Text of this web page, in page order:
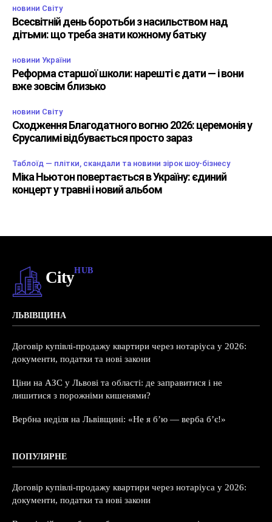
новини Світу
Всесвітній день боротьби з насильством над
дітьми: що треба знати кожному батьку
новини України
Реформа старшої школи: нарешті є дати — і вони
вже зовсім близько
новини Світу
Сходження Благодатного вогню 2026: церемонія у
Єрусалимі відбувається просто зараз
Таблоїд — плітки, скандали та новини зірок шоу-бізнесу
Міка Ньютон повертається в Україну: єдиний
концерт у травні і новий альбом
CityHUB
ЛЬВІВЩИНА
Договір купівлі-продажу квартири через нотаріуса у 2026:
документи, податки та нові закони
Ціни на АЗС у Львові та області: де заправитися і не
лишитися з порожніми кишенями?
Вербна неділя на Львівщині: «Не я б’ю — верба б’є!»
ПОПУЛЯРНЕ
Договір купівлі-продажу квартири через нотаріуса у 2026:
документи, податки та нові закони